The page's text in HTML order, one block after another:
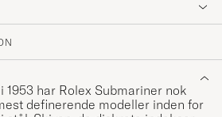
1953 har Rolex Submariner nok
definerende modeller inden for